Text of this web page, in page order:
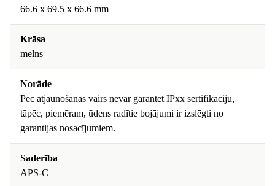
66.6 x 69.5 x 66.6 mm
Krāsa
melns
Norāde
Pēc atjaunošanas vairs nevar garantēt IPxx sertifikāciju,
tāpēc, piemēram, ūdens radītie bojājumi ir izslēgti no
garantijas nosacījumiem.
Saderība
APS-C